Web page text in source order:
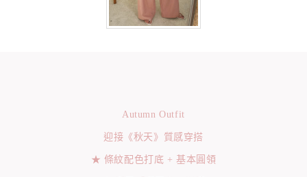
Autumn Outfit
迎接《秋天》質感穿搭
★ 條紋配色打底 + 基本圓領